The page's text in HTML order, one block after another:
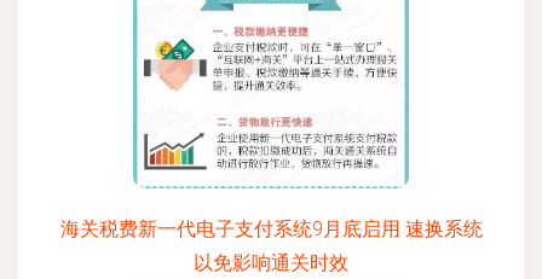
海关税费新一代电子支付系统9月底启用 速换系统
以免影响通关时效